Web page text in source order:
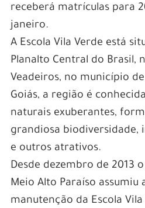
receberá matrículas para
janeiro.
A Escola Vila Verde está
Planalto Central do Brasil,
Veadeiros, no município
Goiás, a região é
naturais exuberantes,
grandiosa biodiversidade,
e outros atrativos.
Desde dezembro de 2013
Meio Alto Paraíso assumiu
manutenção da Escola